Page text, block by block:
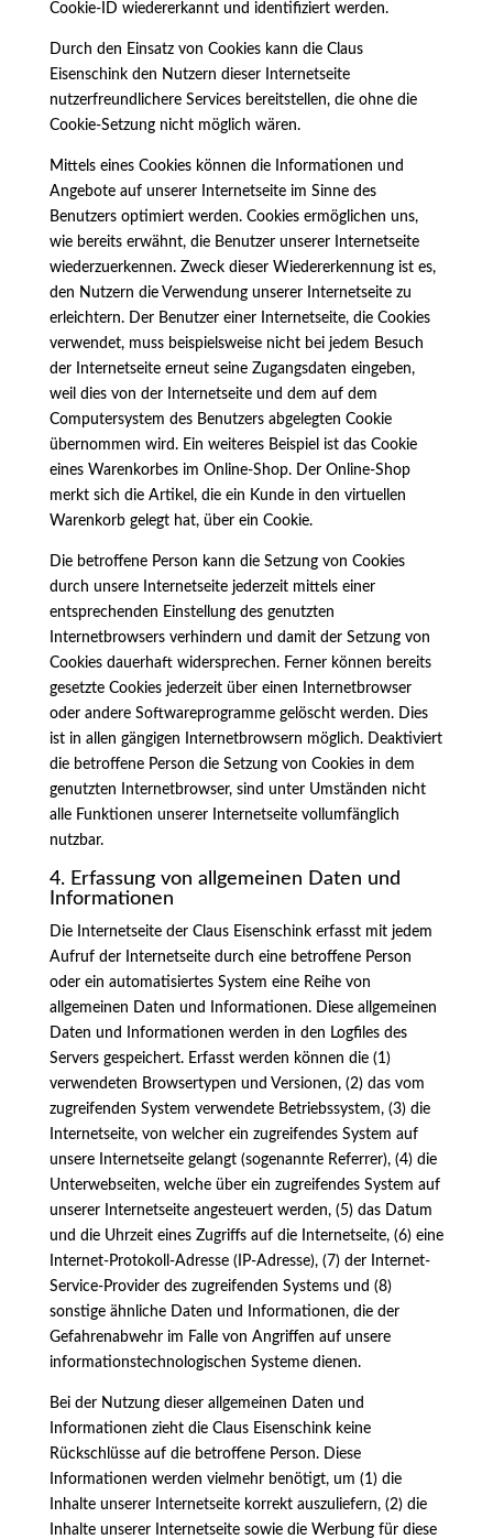
Cookie-ID wiedererkannt und identifiziert werden.
Durch den Einsatz von Cookies kann die Claus
Eisenschink den Nutzern dieser Internetseite
nutzerfreundlichere Services bereitstellen, die ohne die
Cookie-Setzung nicht möglich wären.
Mittels eines Cookies können die Informationen und
Angebote auf unserer Internetseite im Sinne des
Benutzers optimiert werden. Cookies ermöglichen uns,
wie bereits erwähnt, die Benutzer unserer Internetseite
wiederzuerkennen. Zweck dieser Wiedererkennung ist es,
den Nutzern die Verwendung unserer Internetseite zu
erleichtern. Der Benutzer einer Internetseite, die Cookies
verwendet, muss beispielsweise nicht bei jedem Besuch
der Internetseite erneut seine Zugangsdaten eingeben,
weil dies von der Internetseite und dem auf dem
Computersystem des Benutzers abgelegten Cookie
übernommen wird. Ein weiteres Beispiel ist das Cookie
eines Warenkorbes im Online-Shop. Der Online-Shop
merkt sich die Artikel, die ein Kunde in den virtuellen
Warenkorb gelegt hat, über ein Cookie.
Die betroffene Person kann die Setzung von Cookies
durch unsere Internetseite jederzeit mittels einer
entsprechenden Einstellung des genutzten
Internetbrowsers verhindern und damit der Setzung von
Cookies dauerhaft widersprechen. Ferner können bereits
gesetzte Cookies jederzeit über einen Internetbrowser
oder andere Softwareprogramme gelöscht werden. Dies
ist in allen gängigen Internetbrowsern möglich. Deaktiviert
die betroffene Person die Setzung von Cookies in dem
genutzten Internetbrowser, sind unter Umständen nicht
alle Funktionen unserer Internetseite vollumfänglich
nutzbar.
4. Erfassung von allgemeinen Daten und
Informationen
Die Internetseite der Claus Eisenschink erfasst mit jedem
Aufruf der Internetseite durch eine betroffene Person
oder ein automatisiertes System eine Reihe von
allgemeinen Daten und Informationen. Diese allgemeinen
Daten und Informationen werden in den Logfiles des
Servers gespeichert. Erfasst werden können die (1)
verwendeten Browsertypen und Versionen, (2) das vom
zugreifenden System verwendete Betriebssystem, (3) die
Internetseite, von welcher ein zugreifendes System auf
unsere Internetseite gelangt (sogenannte Referrer), (4) die
Unterwebseiten, welche über ein zugreifendes System auf
unserer Internetseite angesteuert werden, (5) das Datum
und die Uhrzeit eines Zugriffs auf die Internetseite, (6) eine
Internet-Protokoll-Adresse (IP-Adresse), (7) der Internet-
Service-Provider des zugreifenden Systems und (8)
sonstige ähnliche Daten und Informationen, die der
Gefahrenabwehr im Falle von Angriffen auf unsere
informationstechnologischen Systeme dienen.
Bei der Nutzung dieser allgemeinen Daten und
Informationen zieht die Claus Eisenschink keine
Rückschlüsse auf die betroffene Person. Diese
Informationen werden vielmehr benötigt, um (1) die
Inhalte unserer Internetseite korrekt auszuliefern, (2) die
Inhalte unserer Internetseite sowie die Werbung für diese